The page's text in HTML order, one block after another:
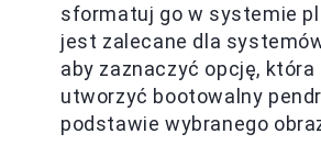
sformatuj go w systemie
jest zalecane dla
aby zaznaczyć opcję, która
utworzyć bootowalny
podstawie wybranego